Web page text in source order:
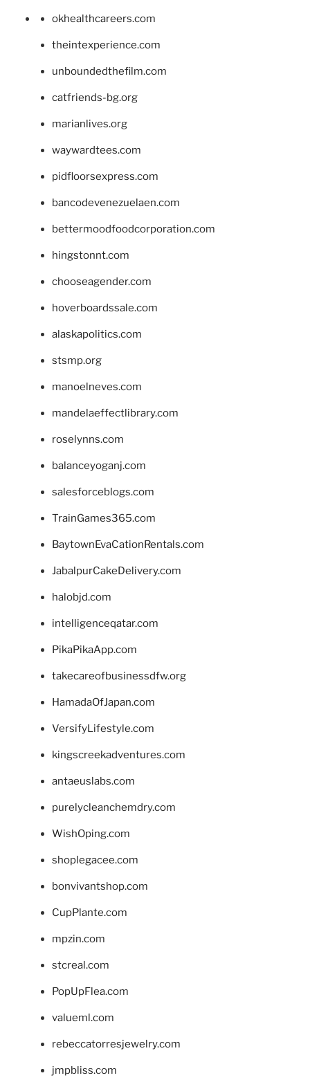
okhealthcareers.com
theintexperience.com
unboundedthefilm.com
catfriends-bg.org
marianlives.org
waywardtees.com
pidfloorsexpress.com
bancodevenezuelaen.com
bettermoodfoodcorporation.com
hingstonnt.com
chooseagender.com
hoverboardssale.com
alaskapolitics.com
stsmp.org
manoelneves.com
mandelaeffectlibrary.com
roselynns.com
balanceyoganj.com
salesforceblogs.com
TrainGames365.com
BaytownEvaCationRentals.com
JabalpurCakeDelivery.com
halobjd.com
intelligenceqatar.com
PikaPikaApp.com
takecareofbusinessdfw.org
HamadaOfJapan.com
VersifyLifestyle.com
kingscreekadventures.com
antaeuslabs.com
purelycleanchemdry.com
WishOping.com
shoplegacee.com
bonvivantshop.com
CupPlante.com
mpzin.com
stcreal.com
PopUpFlea.com
valueml.com
rebeccatorresjewelry.com
jmpbliss.com